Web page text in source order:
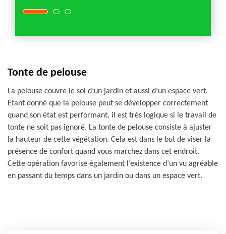
Tonte de pelouse
La pelouse couvre le sol d’un jardin et aussi d’un espace vert.
Etant donné que la pelouse peut se développer correctement
quand son état est performant, il est très logique si le travail de
tonte ne soit pas ignoré. La tonte de pelouse consiste à ajuster
la hauteur de cette végétation. Cela est dans le but de viser la
présence de confort quand vous marchez dans cet endroit.
Cette opération favorise également l’existence d’un vu agréable
en passant du temps dans un jardin ou dans un espace vert.